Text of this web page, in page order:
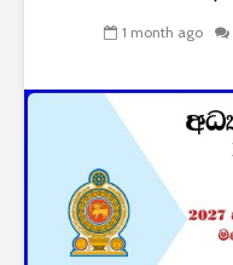
1 month ago